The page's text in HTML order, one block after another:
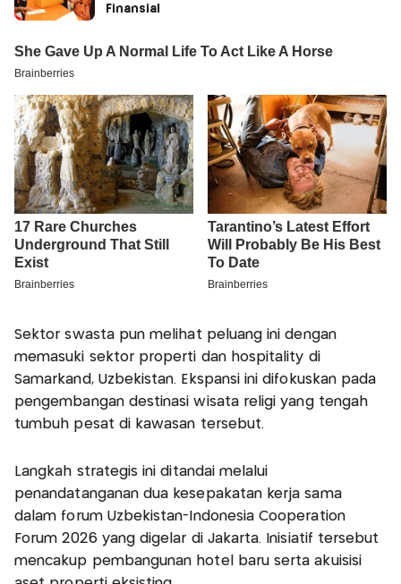
Finansial
Sektor swasta pun melihat peluang ini dengan
memasuki sektor properti dan hospitality di
Samarkand, Uzbekistan. Ekspansi ini difokuskan pada
pengembangan destinasi wisata religi yang tengah
tumbuh pesat di kawasan tersebut.
Langkah strategis ini ditandai melalui
penandatanganan dua kesepakatan kerja sama
dalam forum Uzbekistan-Indonesia Cooperation
Forum 2026 yang digelar di Jakarta. Inisiatif tersebut
mencakup pembangunan hotel baru serta akuisisi